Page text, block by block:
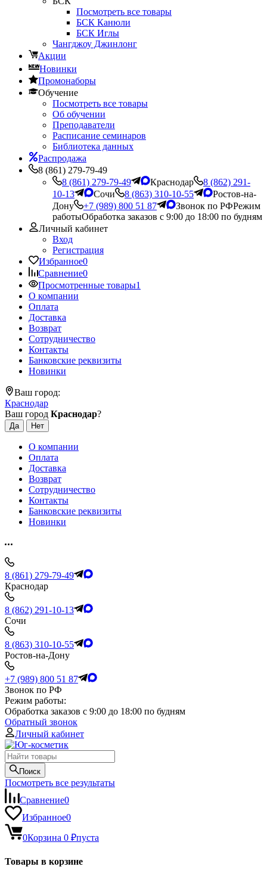
Посмотреть все товары
БСК Канюли
БСК Иглы
Чангджоу Джинлонг
Акции
Новинки
Промонаборы
Обучение
Посмотреть все товары
Об обучении
Преподаватели
Расписание семинаров
Библиотека данных
Распродажа
8 (861) 279-79-49
8 (861) 279-79-49
Краснодар
8 (862) 291-
10-13
Сочи 8 (863) 310-10-55
Ростов-на-
Дону
+7 (989) 800 51 87 Звонок по РФРежим
работыОбработка заказов с 9:00 до 18:00 по будням
Личный кабинет
Вход
Регистрация
Избранное0
Сравнение0
Просмотренные товары1
О компании
Оплата
Доставка
Возврат
Сотрудничество
Контакты
Банковские реквизиты
Новинки
Ваш город:
Краснодар
Ваш город Краснодар?
О компании
Оплата
Доставка
Возврат
Сотрудничество
Контакты
Банковские реквизиты
Новинки
8 (861) 279-79-49
Краснодар
8 (862) 291-10-13
Сочи
8 (863) 310-10-55
Ростов-на-Дону
+7 (989) 800 51 87
Звонок по РФ
Режим работы:
Обработка заказов с 9:00 до 18:00 по будням
Обратный звонок
Личный кабинет
Поиск
Посмотреть все результаты
Сравнение0
Избранное0
0Корзина 0 ₽пуста
Товары в корзине